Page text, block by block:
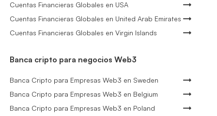
Cuentas Financieras Globales en USA
Cuentas Financieras Globales en United Arab Emirates
Cuentas Financieras Globales en Virgin Islands
Banca cripto para negocios Web3
Banca Cripto para Empresas Web3 en Sweden
Banca Cripto para Empresas Web3 en Belgium
Banca Cripto para Empresas Web3 en Poland